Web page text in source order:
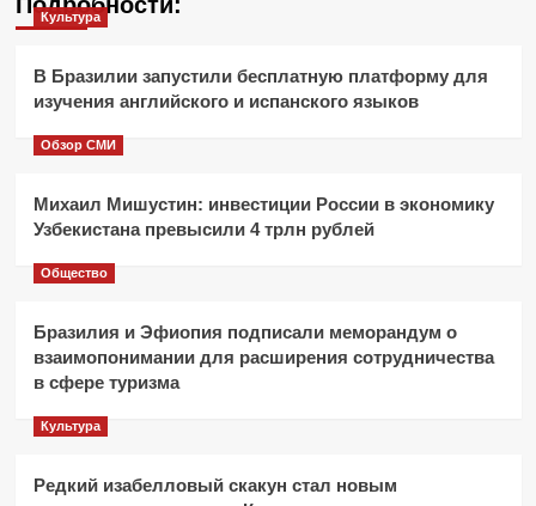
Культура
В Бразилии запустили бесплатную платформу для
изучения английского и испанского языков
Обзор СМИ
Михаил Мишустин: инвестиции России в экономику
Узбекистана превысили 4 трлн рублей
Общество
Бразилия и Эфиопия подписали меморандум о
взаимопонимании для расширения сотрудничества
в сфере туризма
Культура
Редкий изабелловый скакун стал новым